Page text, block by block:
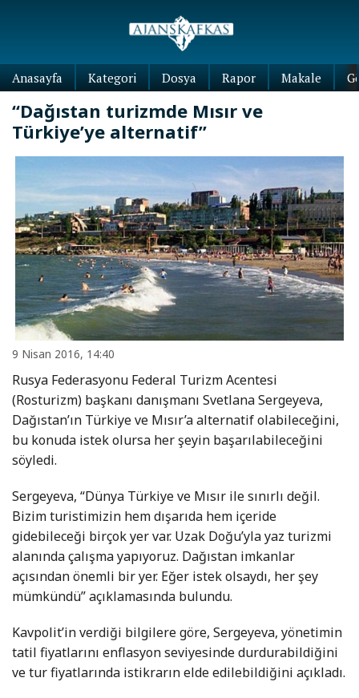
Anasayfa Kategori Dosya Rapor Makale
“Dağıstan turizmde Mısır ve
Türkiye’ye alternatif”
9 Nisan 2016, 14:40
Rusya Federasyonu Federal Turizm Acentesi
(Rosturizm) başkanı danışmanı Svetlana Sergeyeva,
Dağıstan’ın Türkiye ve Mısır’a alternatif olabileceğini,
bu konuda istek olursa her şeyin başarılabileceğini
söyledi.
Sergeyeva, “Dünya Türkiye ve Mısır ile sınırlı değil.
Bizim turistimizin hem dışarıda hem içeride
gidebileceği birçok yer var. Uzak Doğu’yla yaz turizmi
alanında çalışma yapıyoruz. Dağıstan imkanlar
açısından önemli bir yer. Eğer istek olsaydı, her şey
mümkündü” açıklamasında bulundu.
Kavpolit’in verdiği bilgilere göre, Sergeyeva, yönetimin
tatil fiyatlarını enflasyon seviyesinde durdurabildiğini
ve tur fiyatlarında istikrarın elde edilebildiğini açıkladı.